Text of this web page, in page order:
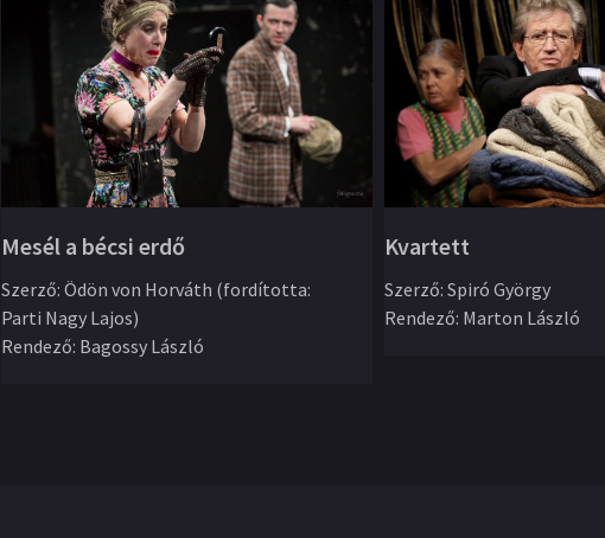
Mesél a bécsi erdő
Szerző: Ödön von Horváth (fordította:
Parti Nagy Lajos)
Rendező: Bagossy László
Kvartett
Szerző: Spiró György
Rendező: Marton László